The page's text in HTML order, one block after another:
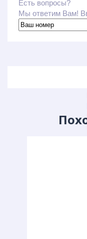
Есть вопросы?
Мы ответим Вам!